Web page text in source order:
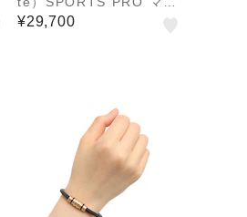
チタンネックレス SG16
0 DBAAC26
¥29,700